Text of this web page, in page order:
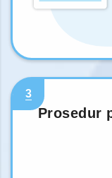
3
Prosedur